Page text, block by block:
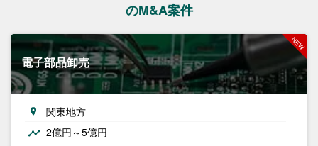
のM&A案件
電子部品卸売
関東地方
2億円～5億円